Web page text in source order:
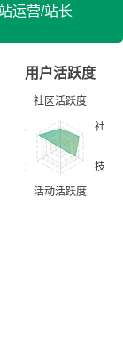
运营/站长
用户活跃度